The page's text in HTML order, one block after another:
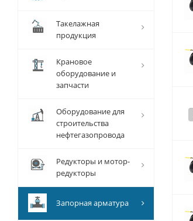
Такелажная
продукция
Крановое
оборудование и
запчасти
Оборудование для
строительства
нефтегазопровода
Редукторы и мотор-
редукторы
Запорная арматура